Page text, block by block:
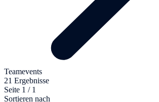
Teamevents
21 Ergebnisse
Seite 1 / 1
Sortieren nach